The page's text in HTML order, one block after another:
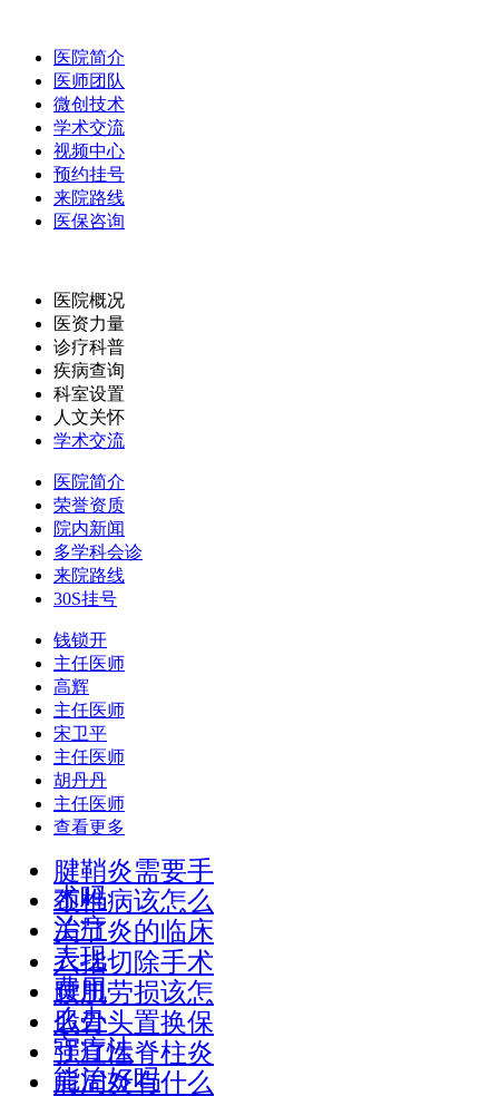
医院简介
医师团队
微创技术
学术交流
视频中心
预约挂号
来院路线
医保咨询
医院概况
医资力量
诊疗科普
疾病查询
科室设置
人文关怀
学术交流
医院简介
荣誉资质
院内新闻
多学科会诊
来院路线
30S挂号
钱锁开
主任医师
高辉
主任医师
宋卫平
主任医师
胡丹丹
主任医师
查看更多
腱鞘炎需要手
术吗
颈椎病该怎么
治疗
关节炎的临床
表现
六指切除手术
费用
腰肌劳损该怎
么办
股骨头置换保
守疗法
强直性脊柱炎
能治好吗
肩周炎有什么